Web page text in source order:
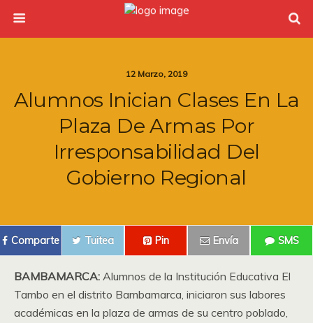
12 Marzo, 2019
Alumnos Inician Clases En La
Plaza De Armas Por
Irresponsabilidad Del
Gobierno Regional
Comparte Tuitea Pin Envía SMS
BAMBAMARCA: Alumnos de la Institución Educativa El
Tambo en el distrito Bambamarca, iniciaron sus labores
académicas en la plaza de armas de su centro poblado,